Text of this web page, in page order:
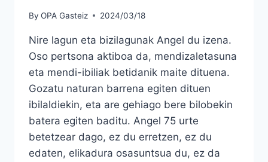
By OPA Gasteiz 2024/03/18
Nire lagun eta bizilagunak Angel du izena.
Oso pertsona aktiboa da, mendizaletasuna
eta mendi-ibiliak betidanik maite dituena.
Gozatu naturan barrena egiten dituen
ibilaldiekin, eta are gehiago bere bilobekin
batera egiten baditu. Angel 75 urte
betetzear dago, ez du erretzen, ez du
edaten, elikadura osasuntsua du, ez da